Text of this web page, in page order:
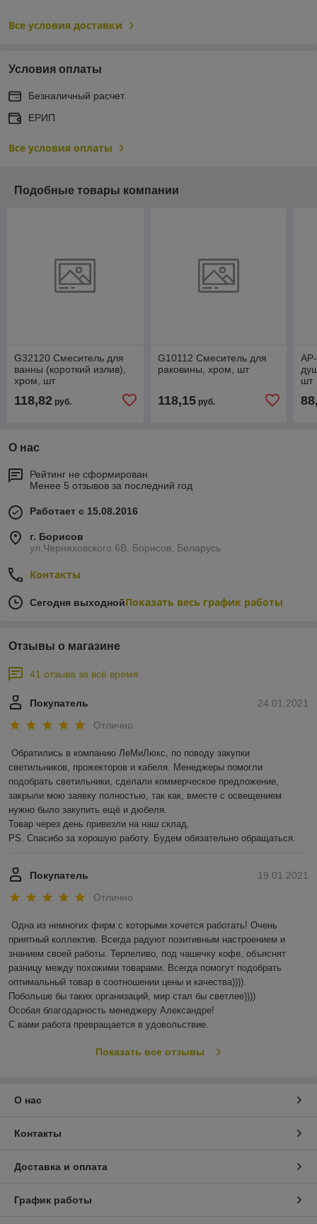
Все условия доставки
Условия оплаты
Безналичный расчет
ЕРИП
Все условия оплаты
Подобные товары компании
G32120 Смеситель для
ванны (короткий излив),
хром, шт
118,82 руб.
G10112 Смеситель для
раковины, хром, шт
118,15руб.
шт
О нас
Рейтинг не сформирован
Менее 5 отзывов за последний год
Работает с 15.08.2016
г. Борисов
ул.Черняховского 6В, Борисов, Беларусь
Контакты
Сегодня выходнойПоказать весь график работы
Отзывы о магазине
41 отзыва за всё время
24.01.2021
Покупатель
Отлично
Обратились в компанию ЛеМиЛюкс, по поводу закупки
светильников, прожекторов и кабеля. Менеджеры помогли
подобрать светильники, сделали коммерческое предложение,
закрыли мою заявку полностью, так как, вместе с освещением
нужно было закупить ещё и дюбеля.
Товар через день привезли на наш склад.
PS. Спасибо за хорошую работу. Будем обязательно обращаться.
19.01.2021
Покупатель
Отлично
Одна из немногих фирм с которыми хочется работать! Очень
приятный коллектив. Всегда радуют позитивным настроением и
знанием своей работы. Терпеливо, под чашечку кофе, объяснят
разницу между похожими товарами. Всегда помогут подобрать
оптимальный товар в соотношении цены и качества)))).
Побольше бы таких организаций, мир стал бы светлее))))
Особая благодарность менеджеру Александре!
С вами работа превращается в удовольствие.
Показать все отзывы
О нас
Контакты
Доставка и оплата
График работы